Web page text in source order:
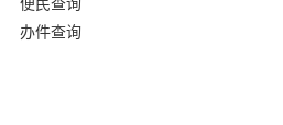
办件查询